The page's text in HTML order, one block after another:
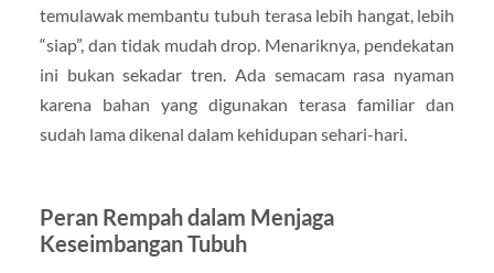
temulawak membantu tubuh terasa lebih hangat, lebih
“siap”, dan tidak mudah drop. Menariknya, pendekatan
ini bukan sekadar tren. Ada semacam rasa nyaman
karena bahan yang digunakan terasa familiar dan
sudah lama dikenal dalam kehidupan sehari-hari.
Peran Rempah dalam Menjaga
Keseimbangan Tubuh